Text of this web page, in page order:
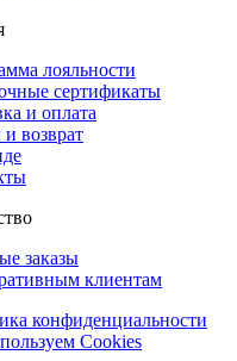
лояльности
сертификаты
и оплата
возврат
заказы
клиентам
конфиденциальности
Cookies